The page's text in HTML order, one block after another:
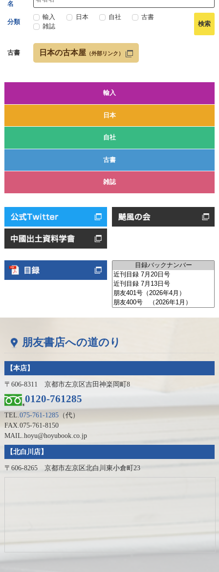
輸入
日本
自社
古書
雑誌
名
分類
輸入 日本 自社
古書
雑誌
古書 日本の古本屋 （外部リンク）
朋友書店への道のり
【本店】
〒606-8311 京都市左京区吉田神楽岡町8
0120-761285
TEL.075-761-1285（代）
FAX.075-761-8150
MAIL.hoyu@hoyubook.co.jp
【北白川店】
〒606-8265 京都市左京区北白川東小倉町23